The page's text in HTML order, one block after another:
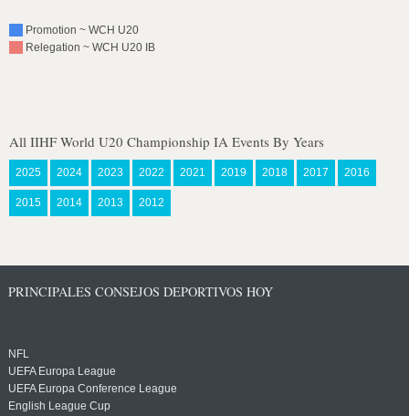
Promotion ~ WCH U20
Relegation ~ WCH U20 IB
All IIHF World U20 Championship IA Events By Years
2025 2024 2023 2022 2021 2019 2018 2017 2016
2015 2014 2013 2012
PRINCIPALES CONSEJOS DEPORTIVOS HOY
NFL
UEFA Europa League
UEFA Europa Conference League
English League Cup